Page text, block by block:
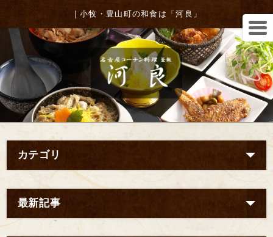
｜小牧・豊山町の和食は「河良」
カテゴリ
最新記事